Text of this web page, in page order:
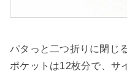
パタっと二つ折りに閉じ
ポケットは12枚分で、サ